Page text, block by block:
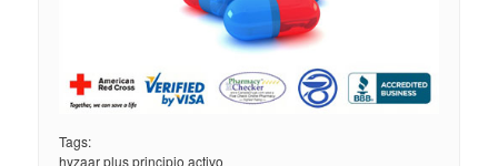
Tags:
hyzaar plus principio activo